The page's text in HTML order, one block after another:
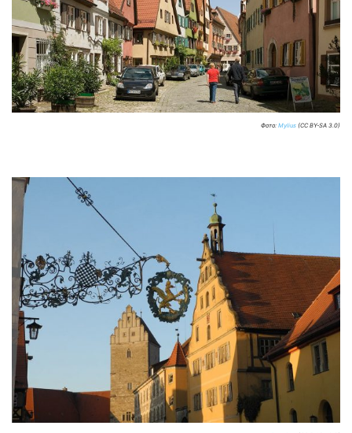
Фото: Mylius (CC BY-SA 3.0)